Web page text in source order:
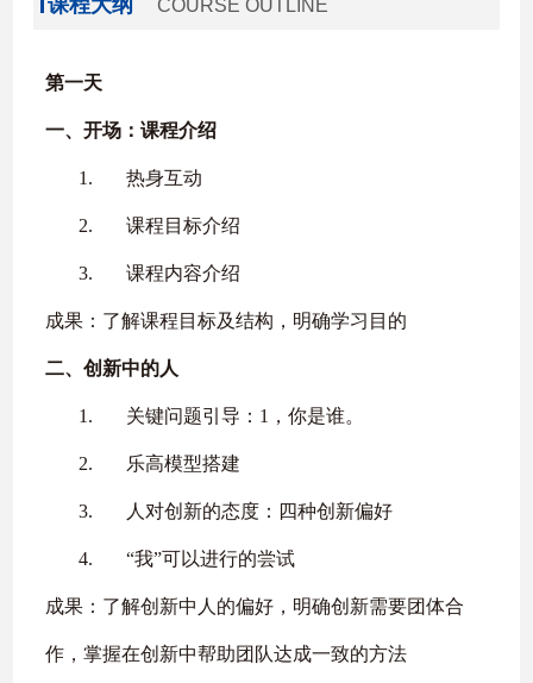
COURSE OUTLINE
第一天
一、开场：课程介绍
1. 热身互动
2. 课程目标介绍
3. 课程内容介绍
成果：了解课程目标及结构，明确学习目的
二、创新中的人
1. 关键问题引导： 1 ，你是谁。
2. 乐高模型搭建
3. 人对创新的态度：四种创新偏好
4. “我”可以进行的尝试
成果：了解创新中人的偏好，明确创新需要团体合
作，掌握在创新中帮助团队达成一致的方法